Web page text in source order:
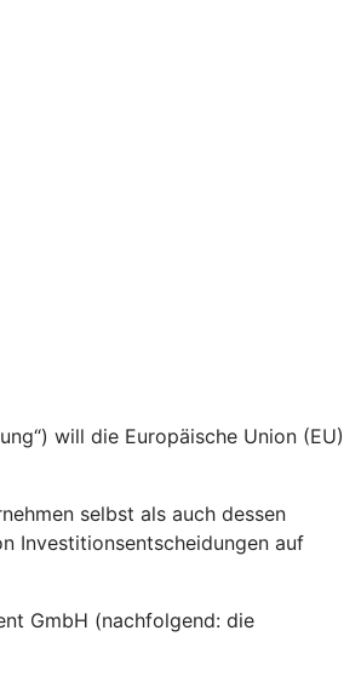
will die Europäische Union (EU)
selbst als auch dessen
Investitionsentscheidungen auf
GmbH (nachfolgend: die